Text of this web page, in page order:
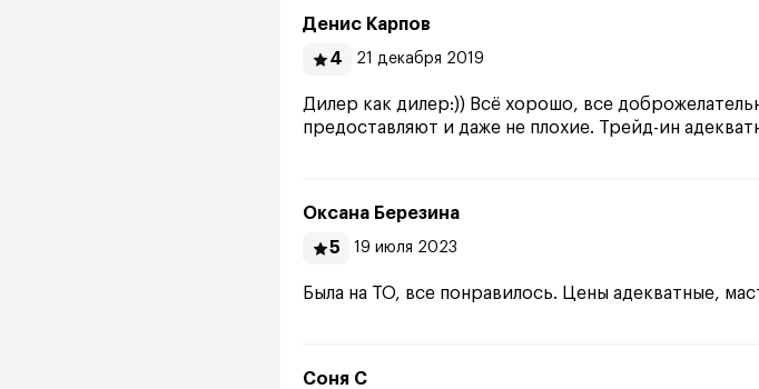
Денис Карпов
4
21 декабря 2019
Дилер как дилер:)) Всё хорошо, все
предоставляют и даже не плохие. Трейд-ин
Оксана Березина
5
19 июля 2023
Была на ТО, все понравилось. Цены адекватные,
Соня С